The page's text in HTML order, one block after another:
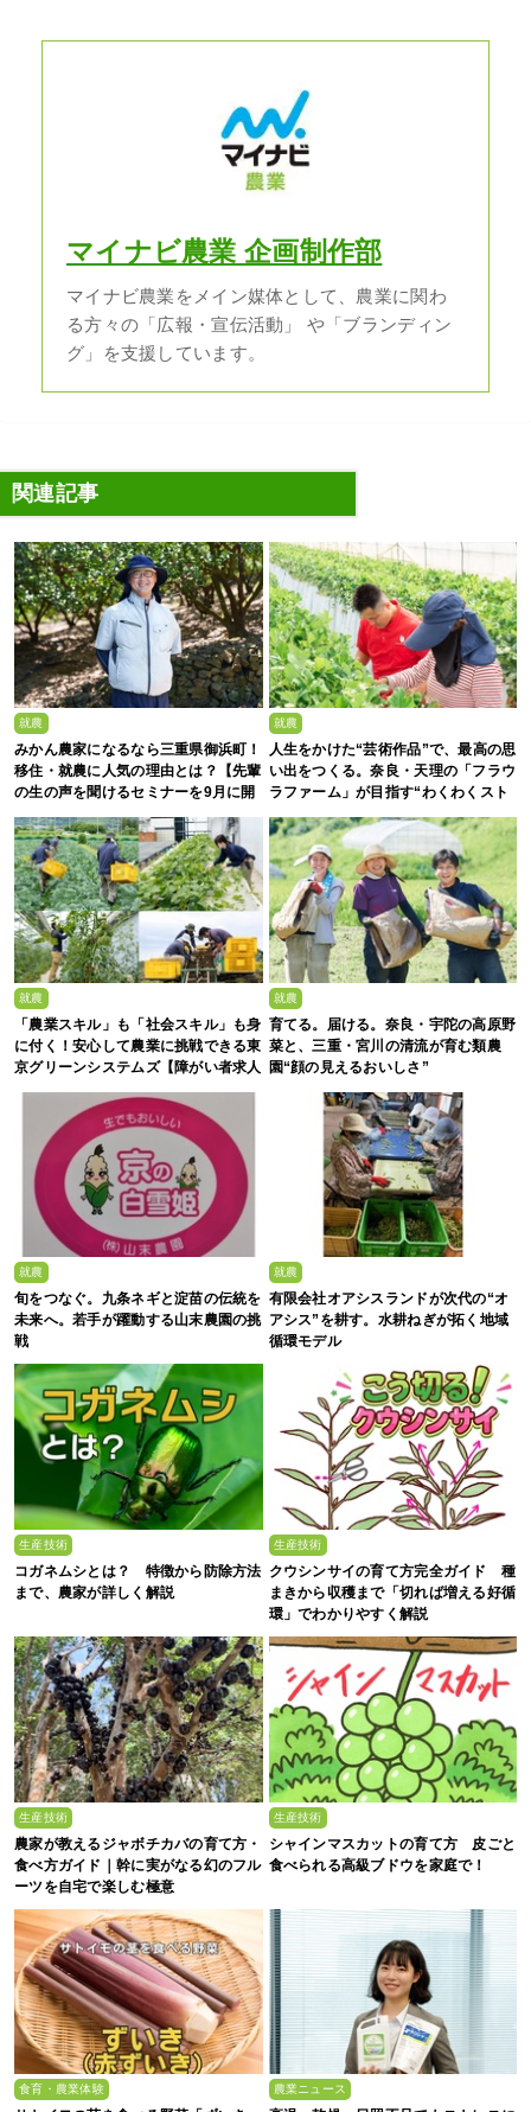
マイナビ農業 企画制作部
マイナビ農業をメイン媒体として、農業に関わ
る方々の「広報・宣伝活動」 や「ブランディン
グ」を支援しています。
関連記事
就農
みかん農家になるなら三重県御浜町！
移住・就農に人気の理由とは？【先輩
の生の声を聞けるセミナーを9月に開
催】
就農
人生をかけた“芸術作品”で、最高の思
い出をつくる。奈良・天理の「フラウ
ラファーム」が目指す“わくわくスト
ロベリーエンターテインメント”
就農
「農業スキル」も「社会スキル」も身
に付く！安心して農業に挑戦できる東
京グリーンシステムズ【障がい者求人
就農
育てる。届ける。奈良・宇陀の高原野
菜と、三重・宮川の清流が育む類農
園“顔の見えるおいしさ”
就農
旬をつなぐ。九条ネギと淀苗の伝統を
未来へ。若手が躍動する山末農園の挑
戦
就農
有限会社オアシスランドが次代の“オ
アシス”を耕す。水耕ねぎが拓く地域
循環モデル
生産技術
コガネムシとは？ 特徴から防除方法
まで、農家が詳しく解説
生産技術
クウシンサイの育て方完全ガイド 種
まきから収穫まで「切れば増える好循
環」でわかりやすく解説
生産技術
農家が教えるジャボチカバの育て方・
食べ方ガイド｜幹に実がなる幻のフル
ーツを自宅で楽しむ極意
生産技術
シャインマスカットの育て方 皮ごと
食べられる高級ブドウを家庭で！
食育・農業体験 農業ニュース